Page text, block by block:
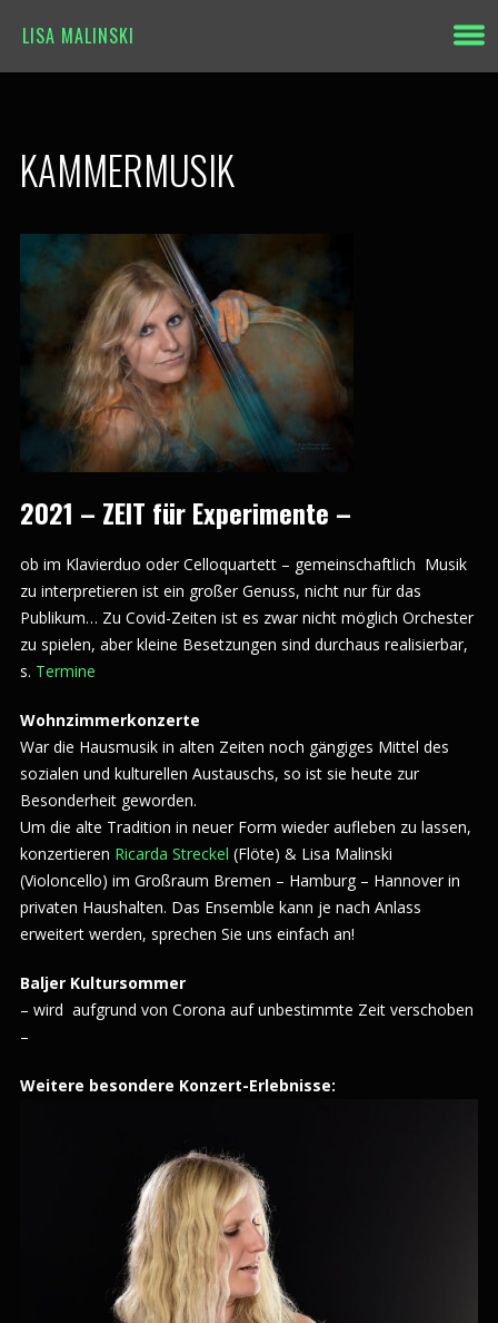
LISA MALINSKI
KAMMERMUSIK
2021 – ZEIT für Experimente –
ob im Klavierduo oder Celloquartett – gemeinschaftlich Musik
zu interpretieren ist ein großer Genuss, nicht nur für das
Publikum… Zu Covid-Zeiten ist es zwar nicht möglich Orchester
zu spielen, aber kleine Besetzungen sind durchaus realisierbar,
s. Termine
Wohnzimmerkonzerte
War die Hausmusik in alten Zeiten noch gängiges Mittel des
sozialen und kulturellen Austauschs, so ist sie heute zur
Besonderheit geworden.
Um die alte Tradition in neuer Form wieder aufleben zu lassen,
konzertieren Ricarda Streckel (Flöte) & Lisa Malinski
(Violoncello) im Großraum Bremen – Hamburg – Hannover in
privaten Haushalten. Das Ensemble kann je nach Anlass
erweitert werden, sprechen Sie uns einfach an!
Baljer Kultursommer
– wird aufgrund von Corona auf unbestimmte Zeit verschoben
–
Weitere besondere Konzert-Erlebnisse: